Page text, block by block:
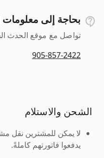
بحاجة إلى معلومات
تواصل مع موقع الحدث
905-857-2422
الشحن والاستلام
لا يمكن للمشترين نقل
يدفعوا فاتورتهم كاملةً.